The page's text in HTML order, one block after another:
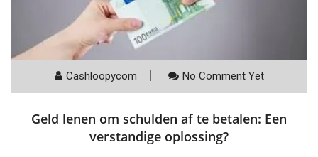
Cashloopycom No Comment Yet
Geld lenen om schulden af te betalen: Een
verstandige oplossing?